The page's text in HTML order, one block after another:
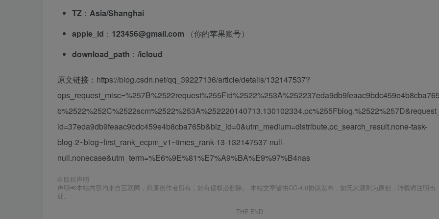
TZ ： Asia/Shanghai
apple_id ： 123456@gmail.com （你的苹果账号）
download_path ： /icloud
原文链接：https://blog.csdn.net/qq_39227136/article/details/132147537?
id=37eda9db9feaac9bdc459e4b8cba765b&biz_id=0&utm_medium=distribute.pc_search_result.none-task-
blog-2~blog~first_rank_ecpm_v1~times_rank-13-132147537-null-
null.nonecase&utm_term=%E6%9E%81%E7%A9%BA%E9%97%B4nas
© 版权声明
声明📢本站内容均来自互联网，归原创作者所有，如有侵权必删除。 本站文章皆由CC-4.0协议发布，如无来源则为原创，转载请注明出
处。
THE END